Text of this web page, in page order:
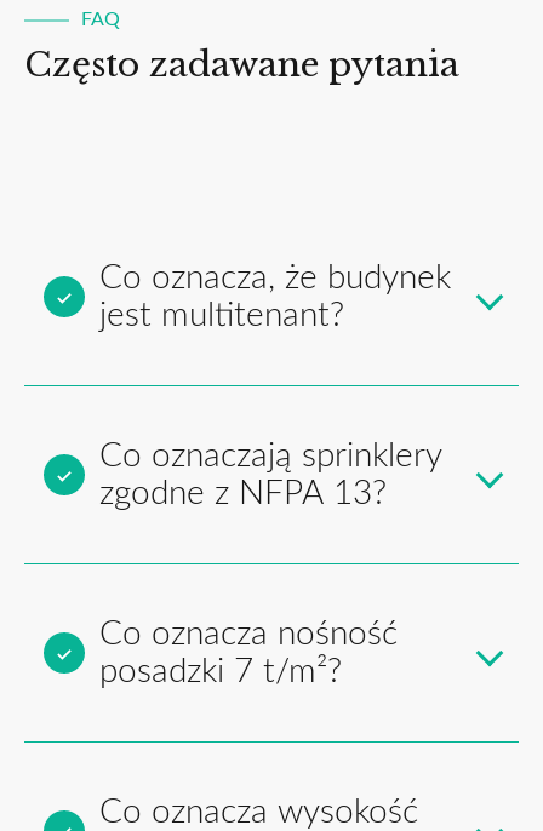
FAQ
Często zadawane pytania
Co oznacza, że budynek
jest multitenant?
Co oznaczają sprinklery
zgodne z NFPA 13?
Co oznacza nośność
posadzki 7 t/m²?
Co oznacza wysokość